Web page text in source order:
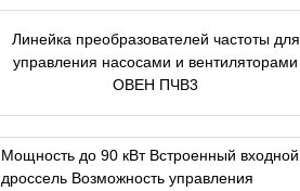
Линейка преобразователей частоты для
управления насосами и вентиляторами
ОВЕН ПЧВ3
Мощность до 90 кВт Встроенный входной
дроссель Возможность управления